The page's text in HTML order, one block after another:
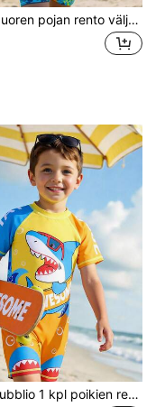
SHEIN Nuoren pojan rento väljä istuvuus pyöreä kaula-aukkoinen lyhythihainen t-paita ja shortsit, uimashortsit, sopivat kesään
SHEIN Bubblio 1 kpl poikien rento, mukava, muodikas, käytännöllinen, monipuolinen, söpö, pehmeä, haikuvioinen uimapuku, sopii lomailuun, kevääseen/kesään